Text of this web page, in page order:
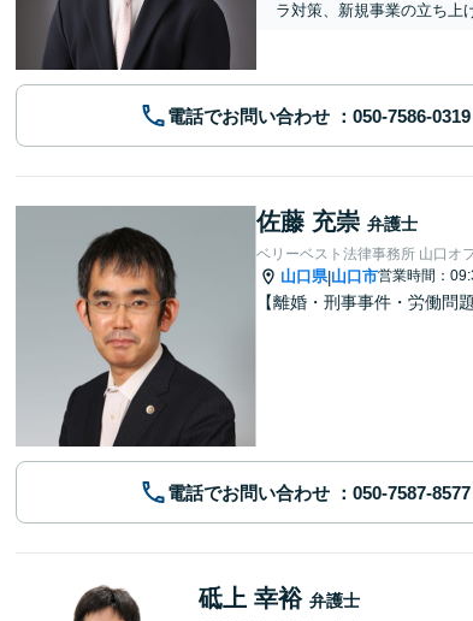
ラ対策、新規事業の立ち上
電話でお問い合わせ
佐藤 充崇 弁護士
ベリーベスト法律事務所 山口オ
山口県|山口市営業時間：
【離婚・刑事事件・労働問
電話でお問い合わせ
砥上 幸裕 弁護士